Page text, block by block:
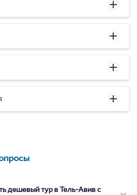
дешевый тур в Тель-Авив с